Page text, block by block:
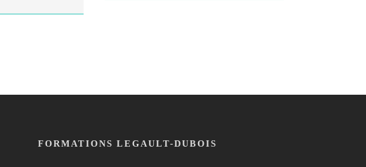
FORMATIONS LEGAULT-DUBOIS